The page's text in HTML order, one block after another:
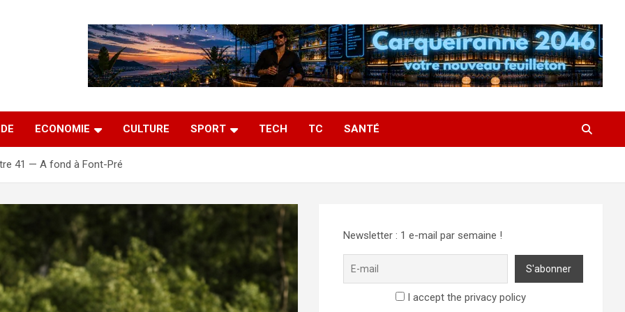
ECONOMIE CULTURE SPORT TECH TC SANTÉ
41 — A fond à Font-Pré
Newsletter : 1 e-mail par semaine !
I accept the privacy policy